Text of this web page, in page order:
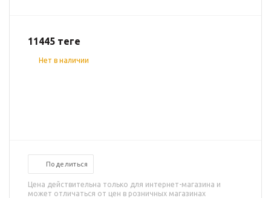
11445 теңге
Нет в наличии
Поделиться
Цена действительна только для интернет-магазина и
может отличаться от цен в розничных магазинах